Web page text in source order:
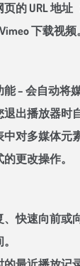
的 URL 地
下载视频。
能 – 会自动将
出播放器时
中对多媒体元
更改操作。
、快速向前或